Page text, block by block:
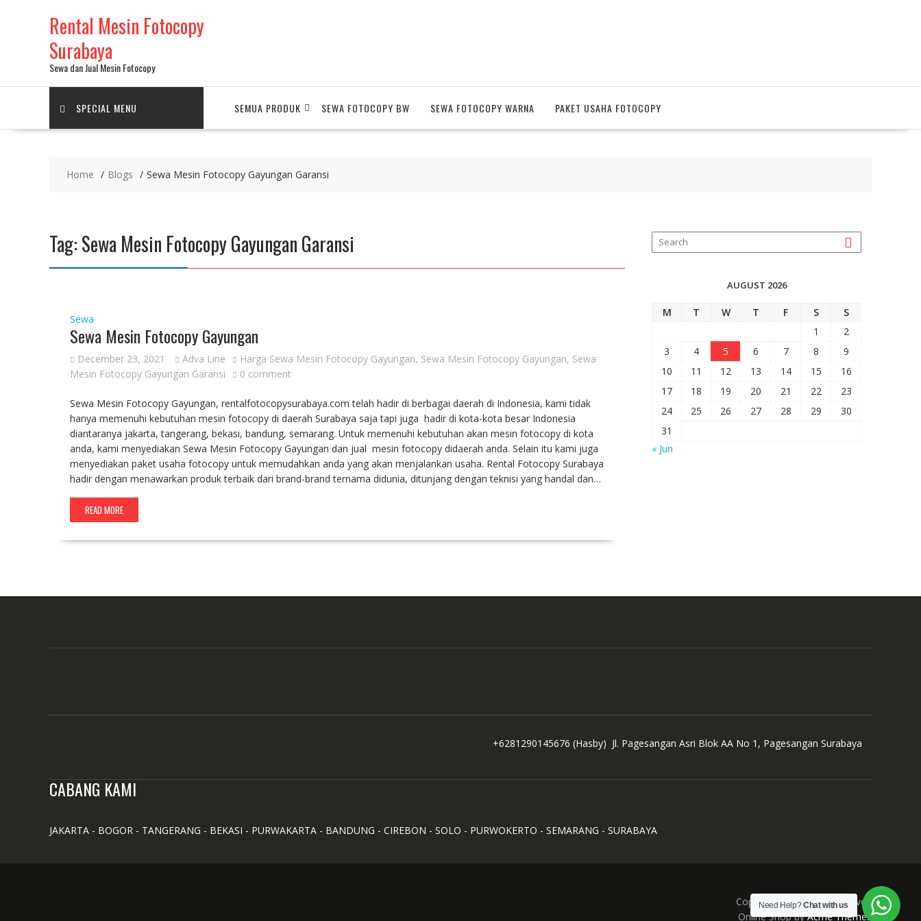
Rental Mesin Fotocopy
Surabaya
Sewa dan Jual Mesin Fotocopy
SPECIAL MENU SEMUA PRODUK SEWA FOTOCOPY BW SEWA FOTOCOPY WARNA PAKET USAHA FOTOCOPY
Home Blogs Sewa Mesin Fotocopy Gayungan Garansi
Tag:Sewa Mesin Fotocopy Gayungan Garansi
Sewa
Sewa Mesin Fotocopy Gayungan
December 23, 2021 Adva Line Harga Sewa Mesin Fotocopy Gayungan, Sewa Mesin Fotocopy Gayungan, Sewa
Mesin Fotocopy Gayungan Garansi
0 comment
Sewa Mesin Fotocopy Gayungan, rentalfotocopysurabaya.com telah hadir di berbagai daerah di Indonesia, kami tidak
hanya memenuhi kebutuhan mesin fotocopy di daerah Surabaya saja tapi juga hadir di kota-kota besar Indonesia
diantaranya jakarta, tangerang, bekasi, bandung, semarang. Untuk memenuhi kebutuhan akan mesin fotocopy di kota
anda, kami menyediakan Sewa Mesin Fotocopy Gayungan dan jual mesin fotocopy didaerah anda. Selain itu kami juga
menyediakan paket usaha fotocopy untuk memudahkan anda yang akan menjalankan usaha. Rental Fotocopy Surabaya
hadir dengan menawarkan produk terbaik dari brand-brand ternama didunia, ditunjang dengan teknisi yang handal dan…
READ MORE
AUGUST 2026
M T W T F S
S
1
2
3
4 5 6 7 8
9
10
11 12 13 14 15
16
17
18 19 20 21 22
23
24
25 26 27 28 29
30
31
« Jun
+6281290145676 (Hasby) Jl. Pagesangan Asri Blok AA No 1, Pagesangan Surabaya
CABANG KAMI
JAKARTA - BOGOR - TANGERANG - BEKASI - PURWAKARTA - BANDUNG - CIREBON - SOLO - PURWOKERTO - SEMARANG - SURABAYA
Copyright © All Right Reserved
Online Shop byAcme Themes
Need Help?Chat with us